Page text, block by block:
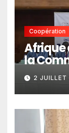
Coopération
Afrique
la
2